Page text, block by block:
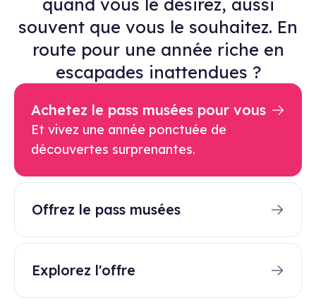
quand vous le désirez, aussi
souvent que vous le souhaitez. En
route pour une année riche en
escapades inattendues ?
Achetez le pass musées pour vous
Et vivez une année ponctuée de
découvertes surprenantes.
Offrez le pass musées
Explorez l'offre